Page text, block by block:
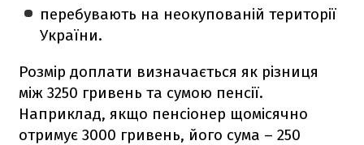
перебувають на неокупованій території
України.
Розмір доплати визначається як різниця
між 3250 гривень та сумою пенсії.
Наприклад, якщо пенсіонер щомісячно
отримує 3000 гривень, його сума – 250